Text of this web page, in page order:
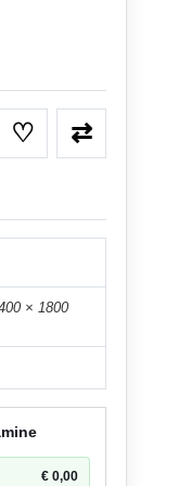
taimerid
tasapinnaga,
♡ ⇄
× 1800
€0,00